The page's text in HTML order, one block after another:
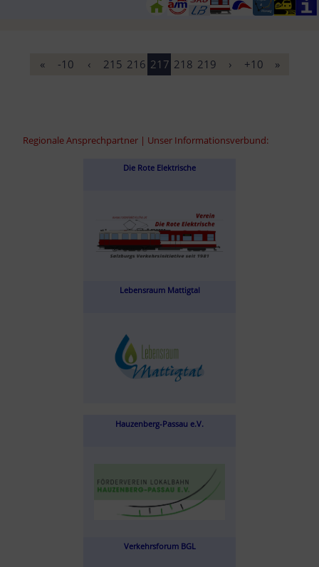
« -10 ‹ 215 216 217 218 219 › +10 »
Regionale Ansprechpartner | Unser Informationsverbund:
Die Rote Elektrische
Lebensraum Mattigtal
Hauzenberg-Passau e.V.
Verkehrsforum BGL